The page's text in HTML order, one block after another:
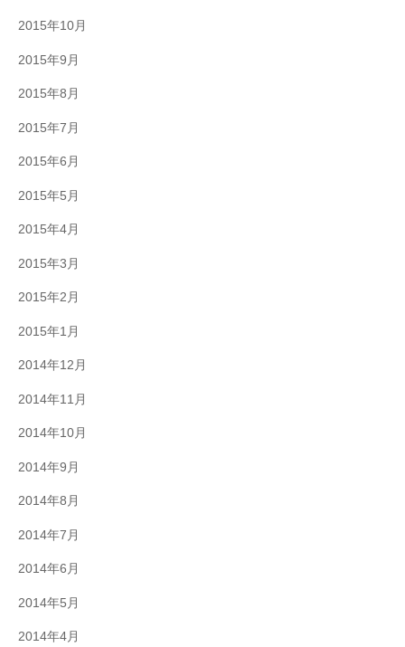
2015年10月
2015年9月
2015年8月
2015年7月
2015年6月
2015年5月
2015年4月
2015年3月
2015年2月
2015年1月
2014年12月
2014年11月
2014年10月
2014年9月
2014年8月
2014年7月
2014年6月
2014年5月
2014年4月